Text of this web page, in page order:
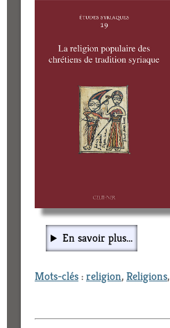
En savoir plus...
Mots-clés:religion,Religions,